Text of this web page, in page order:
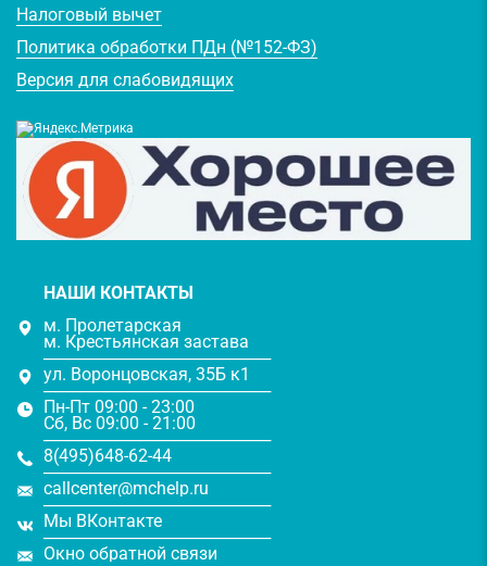
Налоговый вычет
Политика обработки ПДн (№152-ФЗ)
Версия для слабовидящих
НАШИ КОНТАКТЫ
м. Пролетарская
м. Крестьянская застава
───────────────────
ул. Воронцовская, 35Б к1
───────────────────
Пн-Пт 09:00 - 23:00
Сб, Вс 09:00 - 21:00
───────────────────
8(495)648-62-44
───────────────────
callcenter@mchelp.ru
───────────────────
Мы ВКонтакте
───────────────────
Окно обратной связи